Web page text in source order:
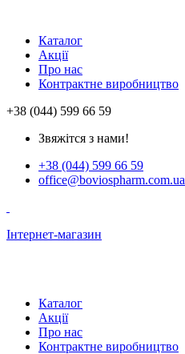
Каталог
Акції
Про нас
Контрактне виробництво
+38 (044) 599 66 59
Звяжітся з нами!
+38 (044) 599 66 59
office@boviospharm.com.ua
Інтернет-магазин
Каталог
Акції
Про нас
Контрактне виробництво